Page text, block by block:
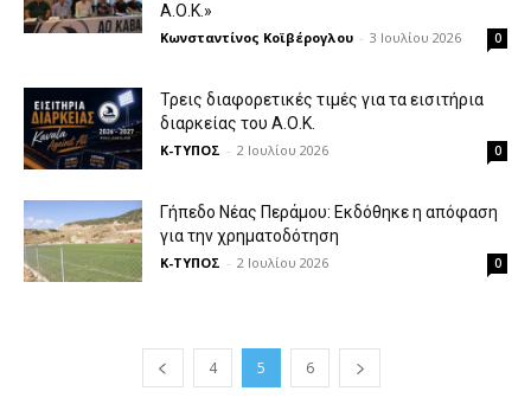
Α.Ο.Κ.»
Κωνσταντίνος Κοϊβέρογλου - 3 Ιουλίου 2026 0
Τρεις διαφορετικές τιμές για τα εισιτήρια
διαρκείας του Α.Ο.Κ.
Κ-ΤΥΠΟΣ - 2 Ιουλίου 2026 0
Γήπεδο Νέας Περάμου: Εκδόθηκε η απόφαση
για την χρηματοδότηση
Κ-ΤΥΠΟΣ - 2 Ιουλίου 2026 0
4 5 6